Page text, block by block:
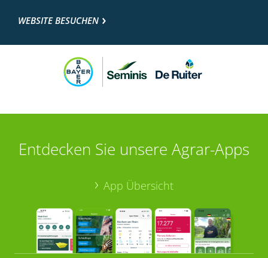
WEBSITE BESUCHEN
Entdecken Sie unsere Agrar-Apps
App Übersicht